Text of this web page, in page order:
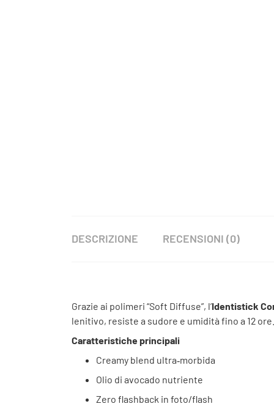
DESCRIZIONE RECENSIONI (0)
Grazie ai polimeri “Soft Diffuse”, l’Identistick
lenitivo, resiste a sudore e umidità fino a 12 ore.
Caratteristiche principali
Creamy blend ultra‑morbida
Olio di avocado nutriente
Zero flashback in foto/flash